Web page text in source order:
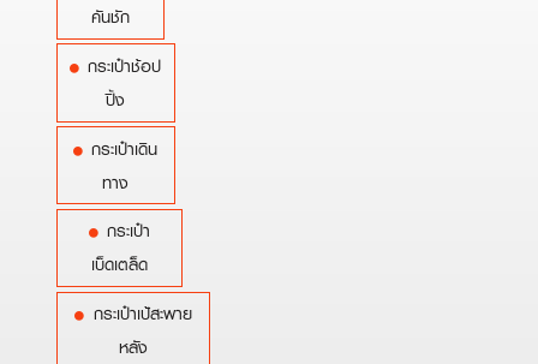
คันชัก
กระเป๋าช้อป
ปิ้ง
กระเป๋าเดิน
ทาง
กระเป๋า
เบ็ดเตล็ด
กระเป๋าเป้สะพาย
หลัง